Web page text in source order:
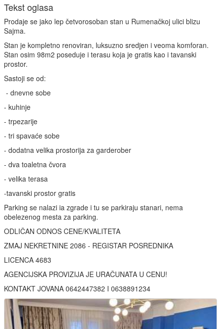
Tekst oglasa
Prodaje se jako lep četvorosoban stan u Rumenačkoj ulici blizu
Sajma.
Stan je kompletno renoviran, luksuzno sredjen i veoma komforan.
Stan osim 98m2 poseduje i terasu koja je gratis kao i tavanski
prostor.
Sastoji se od:
- dnevne sobe
- kuhinje
- trpezarije
- tri spavaće sobe
- dodatna velika prostorija za garderober
- dva toaletna čvora
- velika terasa
-tavanski prostor gratis
Parking se nalazi ia zgrade i tu se parkiraju stanari, nema
obelezenog mesta za parking.
ODLIČAN ODNOS CENE/KVALITETA
ZMAJ NEKRETNINE 2086 - REGISTAR POSREDNIKA
LICENCA 4683
AGENCIJSKA PROVIZIJA JE URAČUNATA U CENU!
KONTAKT JOVANA 0642447382 I 0638891234